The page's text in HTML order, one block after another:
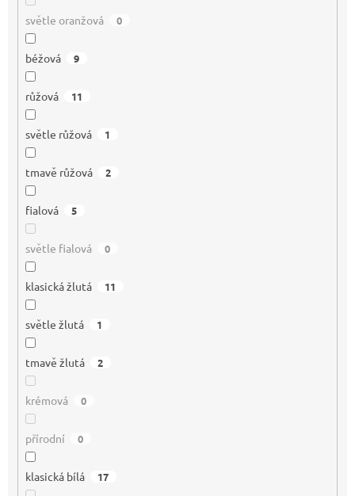
světle oranžová 0
béžová 9
růžová 11
světle růžová 1
tmavě růžová 2
fialová 5
světle fialová 0
klasická žlutá 11
světle žlutá 1
tmavě žlutá 2
krémová 0
přírodní 0
klasická bílá 17